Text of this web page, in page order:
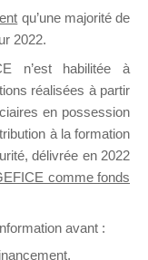
de
à l’Appel à
au support
message
qu’une majorité de
2022.
n’est habilitée à
réalisées à partir
en possession
à la formation
délivrée en 2022
comme fonds
avant :